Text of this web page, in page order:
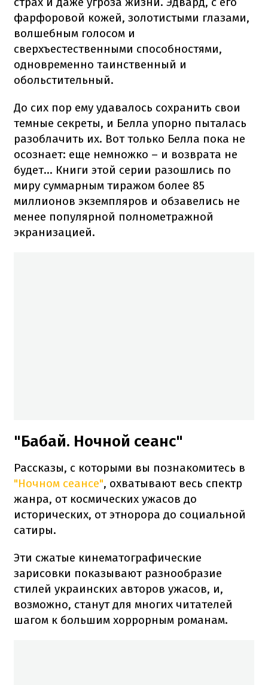
фарфоровой кожей, золотистыми глазами,
волшебным голосом и
сверхъестественными способностями,
одновременно таинственный и
обольстительный.
До сих пор ему удавалось сохранить свои
темные секреты, и Белла упорно пыталась
разоблачить их. Вот только Белла пока не
осознает: еще немножко – и возврата не
будет... Книги этой серии разошлись по
миру суммарным тиражом более 85
миллионов экземпляров и обзавелись не
менее популярной полнометражной
экранизацией.
"Бабай. Ночной сеанс"
Рассказы, с которыми вы познакомитесь в
"Ночном сеансе", охватывают весь спектр
жанра, от космических ужасов до
исторических, от этнорора до социальной
сатиры.
Эти сжатые кинематографические
зарисовки показывают разнообразие
стилей украинских авторов ужасов, и,
возможно, станут для многих читателей
шагом к большим хоррорным романам.